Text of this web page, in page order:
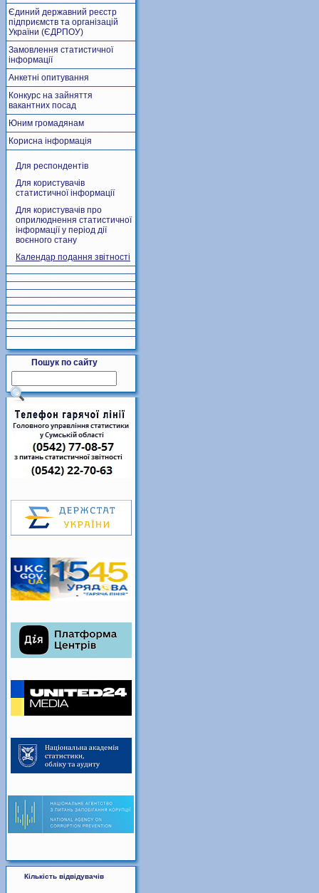
Єдиний державний реєстр
підприємств та організацій
України (ЄДРПОУ)
Замовлення статистичної
інформації
Анкетні опитування
Конкурс на зайняття
вакантних посад
Юним громадянам
Корисна інформація
Для респондентів
Для користувачів
статистичної інформації
Для користувачів про
оприлюднення статистичної
інформації у період дії
воєнного стану
Календар подання звітності
Пошук по сайту
Кількість відвідувачів